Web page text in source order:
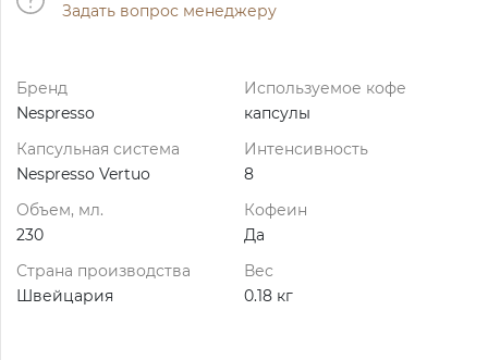
Задать вопрос менеджеру
Бренд
Nespresso
Используемое кофе
капсулы
Капсульная система
Nespresso Vertuo
Интенсивность
8
Объем, мл.
230
Кофеин
Да
Страна производства
Швейцария
Вес
0.18 кг